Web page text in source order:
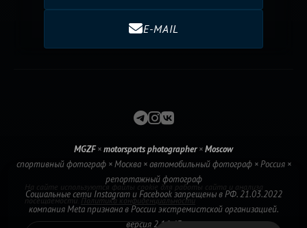
E-MAIL
MGZF×motorsports photographer×Moscow
спортивный фотограф × Москва × автомобильный фотограф × Россия ×
репортажный фотограф
Социальные сети Instagram и Facebook запрещены в РФ. 21.03.2022
компания Meta признана в России экстремистской организацией.
версия 2.16.43
На сайте используются файлы cookie для работы сайта и анализа
посещаемости.Политика конфиденциальности